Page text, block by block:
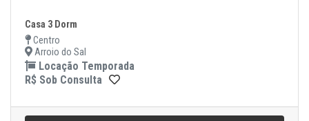
Casa 3 Dorm
Centro
Arroio do Sal
Locação Temporada
R$ Sob Consulta